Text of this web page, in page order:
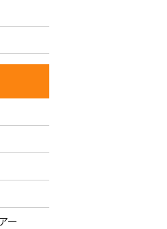
ー